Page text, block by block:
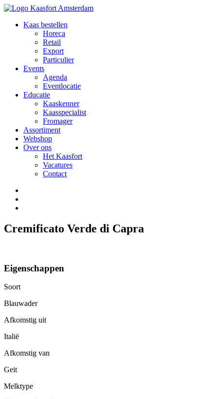
Kaas bestellen
Horeca
Retail
Export
Particulier
Events
Agenda
Eventlocatie
Educatie
Kaaskenner
Kaasspecialist
Fromager
Assortiment
Webshop
Over ons
Het Kaasfort
Vacatures
Contact
Cremificato Verde di Capra
Eigenschappen
Soort
Blauwader
Afkomstig uit
Italië
Afkomstig van
Geit
Melktype